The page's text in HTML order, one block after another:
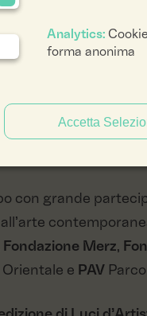
Analytics:
forma anonima
Accetta
degli
riveste un
e
con grande
Fondazione Merz,
Orientale e PAV